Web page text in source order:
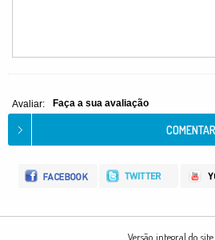
Avaliar: Faça a sua avaliação
Versão integral do